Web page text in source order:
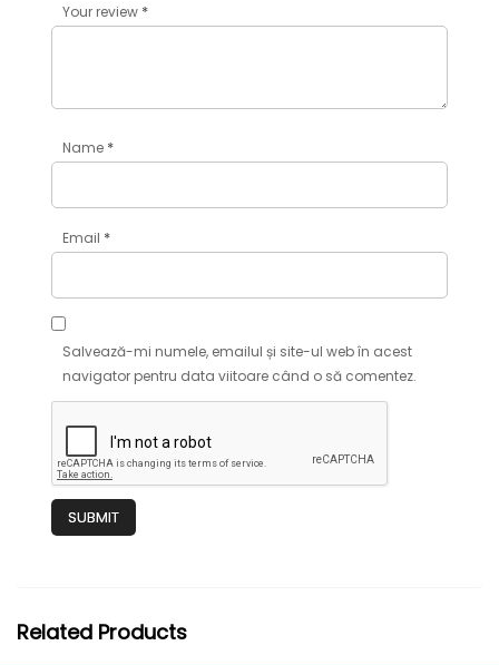
Your review *
Name *
Email *
Salvează-mi numele, emailul și site-ul web în acest
navigator pentru data viitoare când o să comentez.
Related Products